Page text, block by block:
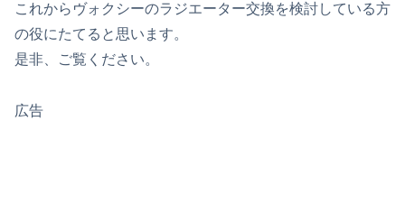
これからヴォクシーのラジエーター交換を検討している方
の役にたてると思います。
是非、ご覧ください。
広告